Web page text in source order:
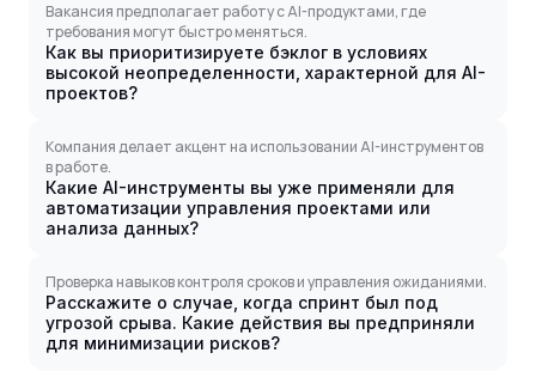
Вакансия предполагает работу с AI-продуктами, где
требования могут быстро меняться.
Как вы приоритизируете бэклог в условиях
высокой неопределенности, характерной для AI-
проектов?
Компания делает акцент на использовании AI-инструментов
в работе.
Какие AI-инструменты вы уже применяли для
автоматизации управления проектами или
анализа данных?
Проверка навыков контроля сроков и управления ожиданиями.
Расскажите о случае, когда спринт был под
угрозой срыва. Какие действия вы предприняли
для минимизации рисков?